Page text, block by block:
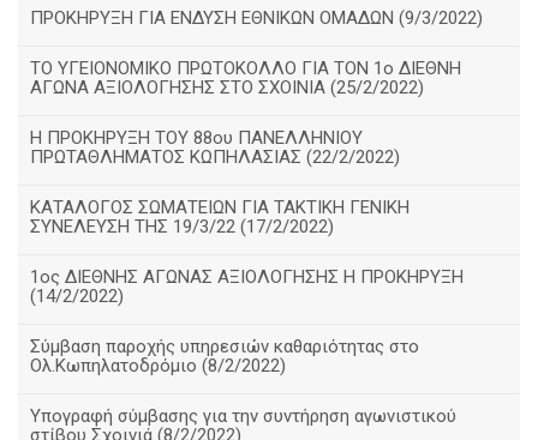
ΠΡΟΚΗΡΥΞΗ ΓΙΑ ΕΝΔΥΣΗ ΕΘΝΙΚΩΝ ΟΜΑΔΩΝ (9/3/2022)
ΤΟ ΥΓΕΙΟΝΟΜΙΚΟ ΠΡΩΤΟΚΟΛΛΟ ΓΙΑ ΤΟΝ 1ο ΔΙΕΘΝΗ
ΑΓΩΝΑ ΑΞΙΟΛΟΓΗΣΗΣ ΣΤΟ ΣΧΟΙΝΙΑ (25/2/2022)
Η ΠΡΟΚΗΡΥΞΗ ΤΟΥ 88ου ΠΑΝΕΛΛΗΝΙΟΥ
ΠΡΩΤΑΘΛΗΜΑΤΟΣ ΚΩΠΗΛΑΣΙΑΣ (22/2/2022)
ΚΑΤΑΛΟΓΟΣ ΣΩΜΑΤΕΙΩΝ ΓΙΑ ΤΑΚΤΙΚΗ ΓΕΝΙΚΗ
ΣΥΝΕΛΕΥΣΗ ΤΗΣ 19/3/22 (17/2/2022)
1ος ΔΙΕΘΝΗΣ ΑΓΩΝΑΣ ΑΞΙΟΛΟΓΗΣΗΣ Η ΠΡΟΚΗΡΥΞΗ
(14/2/2022)
Σύμβαση παροχής υπηρεσιών καθαριότητας στο
Ολ.Κωπηλατοδρόμιο (8/2/2022)
Υπογραφή σύμβασης για την συντήρηση αγωνιστικού
στίβου Σχοινιά (8/2/2022)